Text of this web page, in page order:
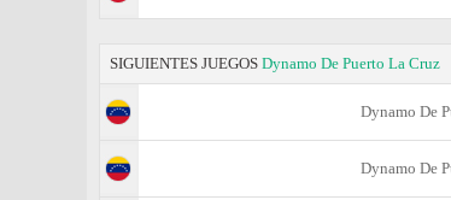
SIGUIENTES JUEGOS Dynamo De Puerto La Cruz
Dynamo De
Dynamo De